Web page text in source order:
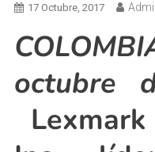
17 Octubre, 2017